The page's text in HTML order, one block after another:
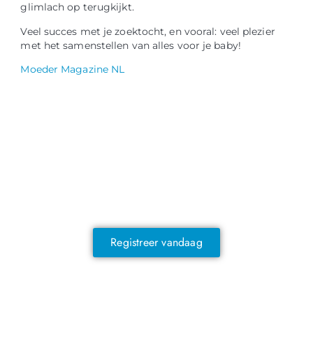
glimlach op terugkijkt.
Veel succes met je zoektocht, en vooral: veel plezier
met het samenstellen van alles voor je baby!
Moeder Magazine NL
Registreer vandaag